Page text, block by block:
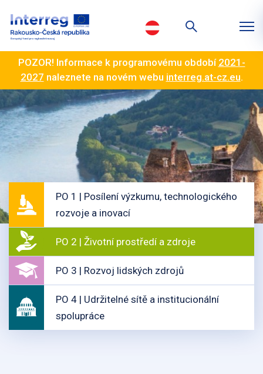
POZOR! Informace k programovému období 2021-
2027 naleznete na novém webu interreg.at-cz.eu.
PO 1 | Posílení výzkumu, technologického
rozvoje a inovací
PO 2 | Životní prostředí a zdroje
PO 3 | Rozvoj lidských zdrojů
PO 4 | Udržitelné sítě a institucionální
spolupráce